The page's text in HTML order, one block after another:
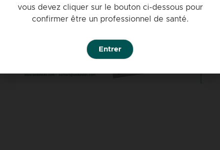
vous devez cliquer sur le bouton ci-dessous pour
confirmer être un professionnel de santé.
Entrer